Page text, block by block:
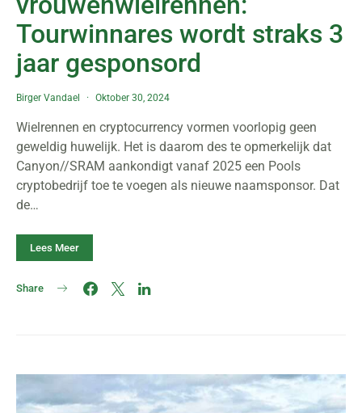
Tourwinnares wordt straks 3
jaar gesponsord
Birger Vandael Oktober 30, 2024
Wielrennen en cryptocurrency vormen voorlopig geen
geweldig huwelijk. Het is daarom des te opmerkelijk dat
Canyon//SRAM aankondigt vanaf 2025 een Pools
cryptobedrijf toe te voegen als nieuwe naamsponsor. Dat
de…
Lees Meer
Share